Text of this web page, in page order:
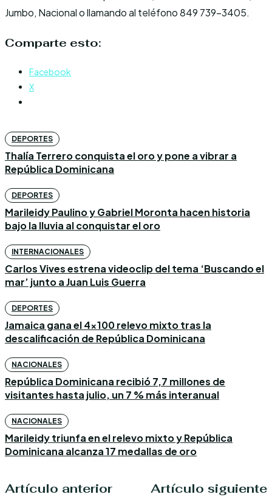
Jumbo, Nacional o llamando al teléfono 849 739-3405.
Comparte esto:
Facebook
X
DEPORTES
Thalía Terrero conquista el oro y pone a vibrar a
República Dominicana
DEPORTES
Marileidy Paulino y Gabriel Moronta hacen historia
bajo la lluvia al conquistar el oro
INTERNACIONALES
Carlos Vives estrena videoclip del tema ‘Buscando el
mar’ junto a Juan Luis Guerra
DEPORTES
Jamaica gana el 4×100 relevo mixto tras la
descalificación de República Dominicana
NACIONALES
República Dominicana recibió 7,7 millones de
visitantes hasta julio, un 7 % más interanual
NACIONALES
Marileidy triunfa en el relevo mixto y República
Dominicana alcanza 17 medallas de oro
Artículo anterior Artículo siguiente